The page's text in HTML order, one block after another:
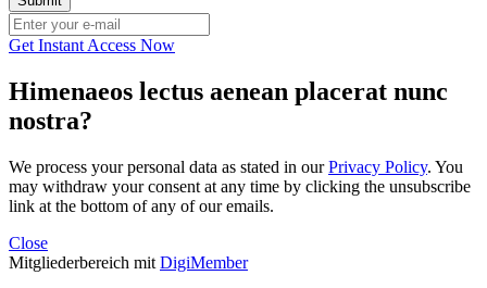
Get Instant Access Now
Himenaeos lectus aenean placerat nunc
nostra?
We process your personal data as stated in ourPrivacy Policy. You
may withdraw your consent at any time by clicking the unsubscribe
link at the bottom of any of our emails.
Close
Mitgliederbereich mit DigiMember